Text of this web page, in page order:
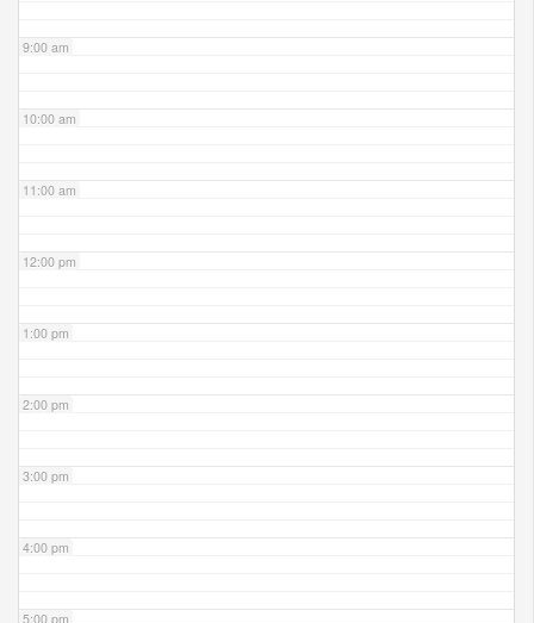
9:00 am
10:00 am
11:00 am
12:00 pm
1:00 pm
2:00 pm
3:00 pm
4:00 pm
5:00 pm